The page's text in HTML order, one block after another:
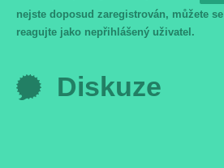
nejste doposud zaregistrován, můžete se
reagujte jako nepřihlášený uživatel.
Diskuze